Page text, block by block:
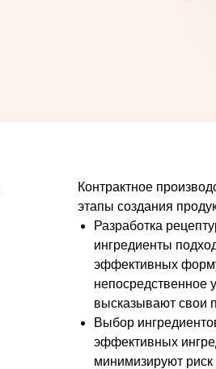
Контрактное
этапы создания
Разработка
ингредиенты
эффективных
непосредственное
высказывают свои
Выбор
эффективных
минимизируют